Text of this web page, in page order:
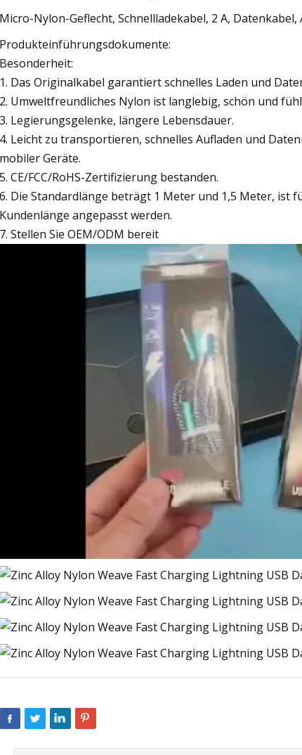
Micro-Nylon-Geflecht, Schnellladekabel, 2 A,
Produkteinführungsdokumente:
Besonderheit:
1. Das Originalkabel garantiert schnelles Laden und
2. Umweltfreundliches Nylon ist langlebig, schön und
3. Legierungsgelenke, längere Lebensdauer.
4. Leicht zu transportieren, schnelles Aufladen und
mobiler Geräte.
5. CE/FCC/RoHS-Zertifizierung bestanden.
6. Die Standardlänge beträgt 1 Meter und 1,5 Meter, ist
Kundenlänge angepasst werden.
7. Stellen Sie OEM/ODM bereit